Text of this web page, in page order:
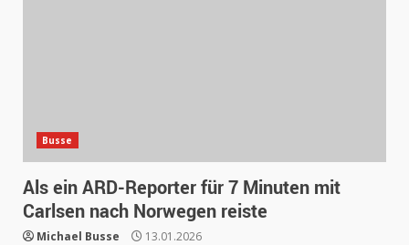
Busse
Als ein ARD-Reporter für 7 Minuten mit
Carlsen nach Norwegen reiste
Michael Busse 13.01.2026